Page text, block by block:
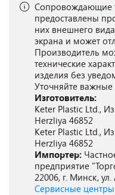
Сопровождающие
предоставлены
них внешнего
экрана и может
Производитель
технические
изделия без
Уточняйте важные
Изготовитель:
Keter Plastic Ltd.,
Herzliya 46852
Keter Plastic Ltd.,
Herzliya 46852
Импортер:
предприятие
22006, г. Минск,
Сервисные центры